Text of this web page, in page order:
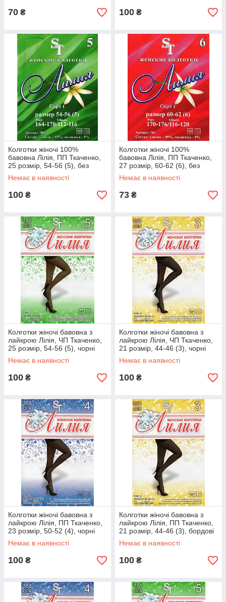
70 ₴ 100 ₴
Колготки жіночі 100%
бавовна Лілія, ПП Ткаченко,
25 розмір, 54-56 (5), без
малюнка, чорні
Немає в наявності
100 ₴
Колготки жіночі 100%
бавовна Лілія, ПП Ткаченко,
27 розмір, 60-62 (6), без
малюнка, чорні
Немає в наявності
73 ₴
Колготки жіночі бавовна з
лайкрою Лілія, ЧП Ткаченко,
25 розмір, 54-56 (5), чорні
Немає в наявності
100 ₴
Колготки жіночі бавовна з
лайкрою Лілія, ЧП Ткаченко,
21 розмір, 44-46 (3), чорні
Немає в наявності
100 ₴
Колготки жіночі бавовна з
лайкрою Лілія, ПП Ткаченко,
23 розмір, 50-52 (4), чорні
Немає в наявності
100 ₴
Колготки жіночі бавовна з
лайкрою Лілія, ПП Ткаченко,
21 розмір, 44-46 (3), бордові
Немає в наявності
100 ₴